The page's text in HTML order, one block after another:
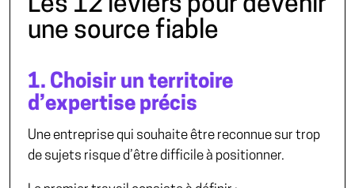
Les 12 leviers pour devenir
une source fiable
1. Choisir un territoire
d’expertise précis
Une entreprise qui souhaite être reconnue sur trop
de sujets risque d’être difficile à positionner.